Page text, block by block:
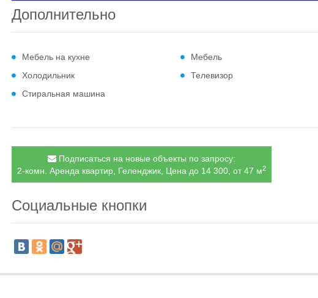
Дополнительно
Мебель на кухне
Мебель
Холодильник
Телевизор
Стиральная машина
Подписаться на новые объекты по запросу:
2-комн. Аренда квартир, Геленджик, Цена до 14 300, от 47 м2
Социальные кнопки